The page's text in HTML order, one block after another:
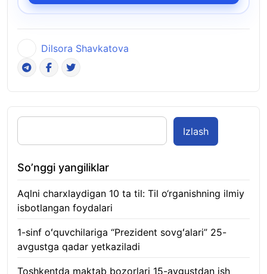
Dilsora Shavkatova
Izlash
So’nggi yangiliklar
Aqlni charxlaydigan 10 ta til: Til o‘rganishning ilmiy
isbotlangan foydalari
1-sinf oʻquvchilariga “Prezident sovgʻalari” 25-
avgustga qadar yetkaziladi
Toshkentda maktab bozorlari 15-avgustdan ish